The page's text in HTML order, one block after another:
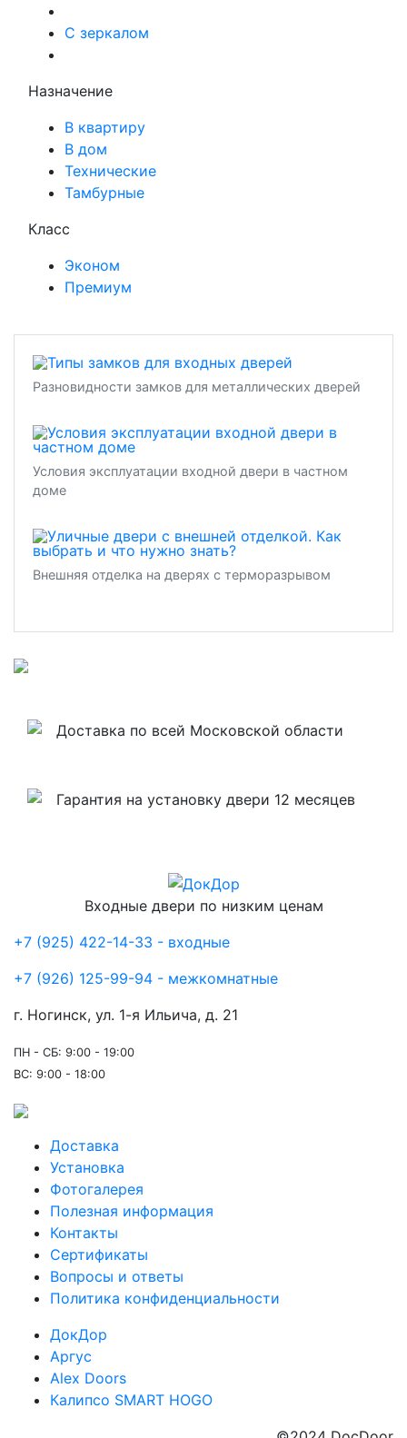
С зеркалом
Назначение
В квартиру
В дом
Технические
Тамбурные
Класс
Эконом
Премиум
Разновидности замков для металлических дверей
Условия эксплуатации входной двери в частном
доме
Внешняя отделка на дверях с терморазрывом
Доставка по всей Московской области
Гарантия на установку двери 12 месяцев
Входные двери по низким ценам
+7 (925) 422-14-33 - входные
+7 (926) 125-99-94 - межкомнатные
г. Ногинск, ул. 1-я Ильича, д. 21
ПН - СБ: 9:00 - 19:00
ВС: 9:00 - 18:00
Доставка
Установка
Фотогалерея
Полезная информация
Контакты
Сертификаты
Вопросы и ответы
Политика конфиденциальности
ДокДор
Аргус
Alex Doors
Калипсо SMART HOGO